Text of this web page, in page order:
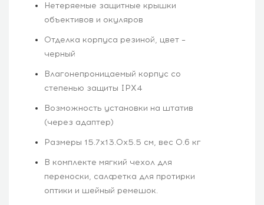
Нетеряемые защитные крышки
объективов и окуляров
Отделка корпуса резиной, цвет –
черный
Влагонепроницаемый корпус со
степенью защиты IPX4
Возможность установки на штатив
(через адаптер)
Размеры 15.7x13.0х5.5 см, вес 0.6 кг
В комплекте мягкий чехол для
переноски, салфетка для протирки
оптики и шейный ремешок.